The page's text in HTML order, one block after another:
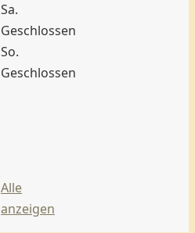
Sa.
Geschlossen
So.
Geschlossen
Alle
anzeigen